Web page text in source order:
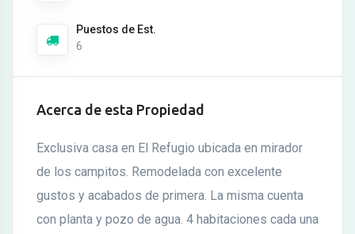
Puestos de Est.
6
Acerca de esta Propiedad
Exclusiva casa en El Refugio ubicada en mirador
de los campitos. Remodelada con excelente
gustos y acabados de primera. La misma cuenta
con planta y pozo de agua. 4 habitaciones cada una